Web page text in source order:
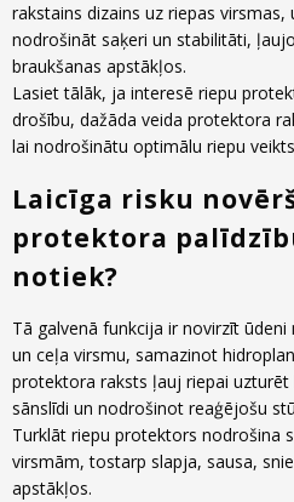
rakstains dizains uz riepas
nodrošināt saķeri un stabilitāti,
braukšanas apstākļos.
Lasiet tālāk, ja interesē riepu
drošību, dažāda veida protektora
lai nodrošinātu optimālu riepu
Laicīga risku
protektora
notiek?
Tā galvenā funkcija ir novirzīt
un ceļa virsmu, samazinot
protektora raksts ļauj riepai
sānslīdi un nodrošinot reaģējošu
Turklāt riepu protektors nodrošina
virsmām, tostarp slapja, sausa,
apstākļos.